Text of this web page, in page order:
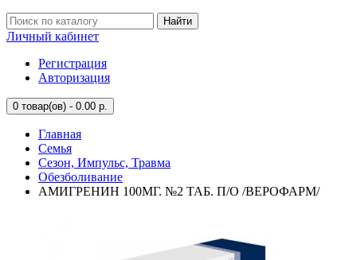
Найти
Личный кабинет
Регистрация
Авторизация
0 товар(ов) - 0.00 р.
Главная
Семья
Сезон, Импульс, Травма
Обезболивание
АМИГРЕНИН 100МГ. №2 ТАБ. П/О /ВЕРОФАРМ/